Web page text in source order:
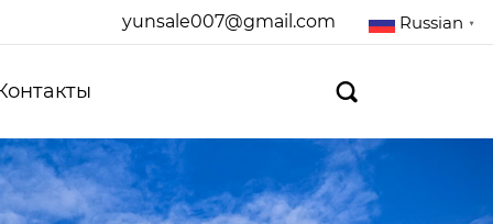
yunsale007@gmail.com Russian ▼
